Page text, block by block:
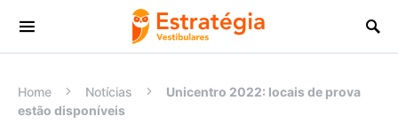
Procurar:
Home Notícias
Unicentro 2022: locais de prova
estão disponíveis